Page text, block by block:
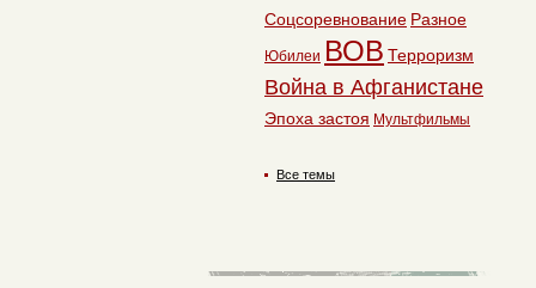
Соцсоревнование Разное
Юбилеи ВОВ Терроризм
Война в Афганистане
Эпоха застоя Мультфильмы
Все темы